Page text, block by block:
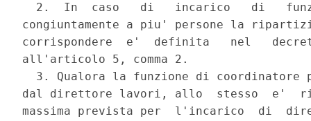
2.  In  caso   di   incarico   di
congiuntamente a piu' persone la
corrispondere  e'  definita   nel
all'articolo 5, comma 2.
3. Qualora la funzione di coordinatore
dal direttore lavori, allo  stesso  e'
massima prevista per  l'incarico  di